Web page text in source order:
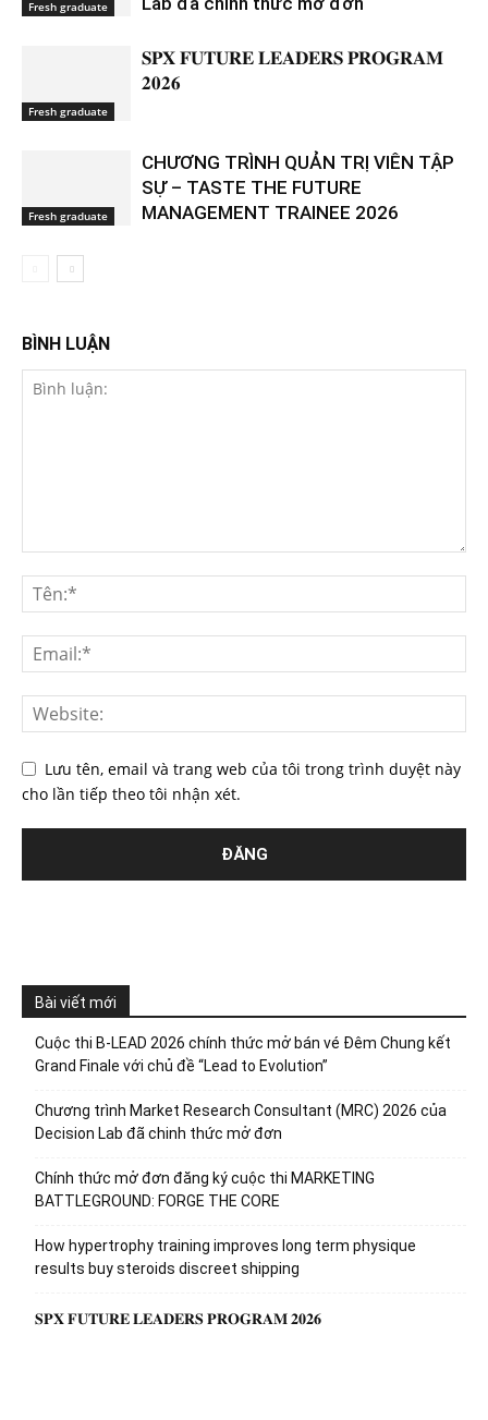
Fresh graduate
Fresh graduate
𝐒𝐏𝐗 𝐅𝐔𝐓𝐔𝐑𝐄 𝐋𝐄𝐀𝐃𝐄𝐑𝐒 𝐏𝐑𝐎𝐆𝐑𝐀𝐌
𝟐𝟎𝟐𝟔
Fresh graduate
CHƯƠNG TRÌNH QUẢN TRỊ VIÊN TẬP
SỰ – TASTE THE FUTURE
MANAGEMENT TRAINEE 2026
BÌNH LUẬN
Lưu tên, email và trang web của tôi trong trình duyệt này
cho lần tiếp theo tôi nhận xét.
Bài viết mới
Cuộc thi B-LEAD 2026 chính thức mở bán vé Đêm Chung kết
Grand Finale với chủ đề “Lead to Evolution”
Chương trình Market Research Consultant (MRC) 2026 của
Decision Lab đã chinh thức mở đơn
Chính thức mở đơn đăng ký cuộc thi MARKETING
BATTLEGROUND: FORGE THE CORE
How hypertrophy training improves long term physique
results buy steroids discreet shipping
𝐒𝐏𝐗 𝐅𝐔𝐓𝐔𝐑𝐄 𝐋𝐄𝐀𝐃𝐄𝐑𝐒 𝐏𝐑𝐎𝐆𝐑𝐀𝐌 𝟐𝟎𝟐𝟔